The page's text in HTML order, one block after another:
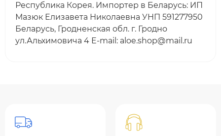
Республика Корея. Импортер в Беларусь: ИП
Мазюк Елизавета Николаевна УНП 591277950
Беларусь, Гродненская обл. г. Гродно
ул.Альхимовича 4 E-mail: aloe.shop@mail.ru